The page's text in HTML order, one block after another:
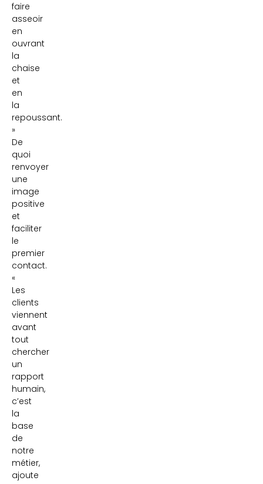
faire
asseoir
en
ouvrant
la
chaise
et
en
la
repoussant.
»
De
quoi
renvoyer
une
image
positive
et
faciliter
le
premier
contact.
«
Les
clients
viennent
avant
tout
chercher
un
rapport
humain,
c’est
la
base
de
notre
métier,
ajoute